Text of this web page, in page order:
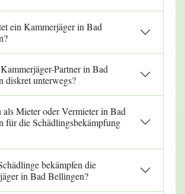
ein Kammerjäger in Bad
Partner in Bad
diskret unterwegs?
als Mieter oder Vermieter in Bad
für die Schädlingsbekämpfung
bekämpfen die
in Bad Bellingen?